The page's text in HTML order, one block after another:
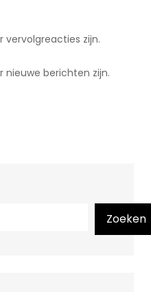
vervolgreacties zijn.
nieuwe berichten zijn.
Zoeken